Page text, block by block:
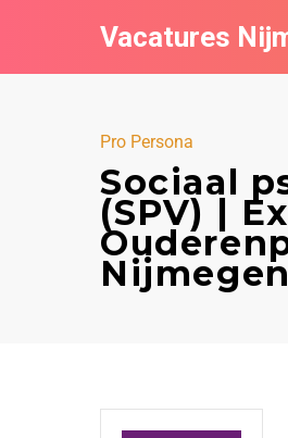
Vacatures
Pro Persona
Sociaal
(SPV) |